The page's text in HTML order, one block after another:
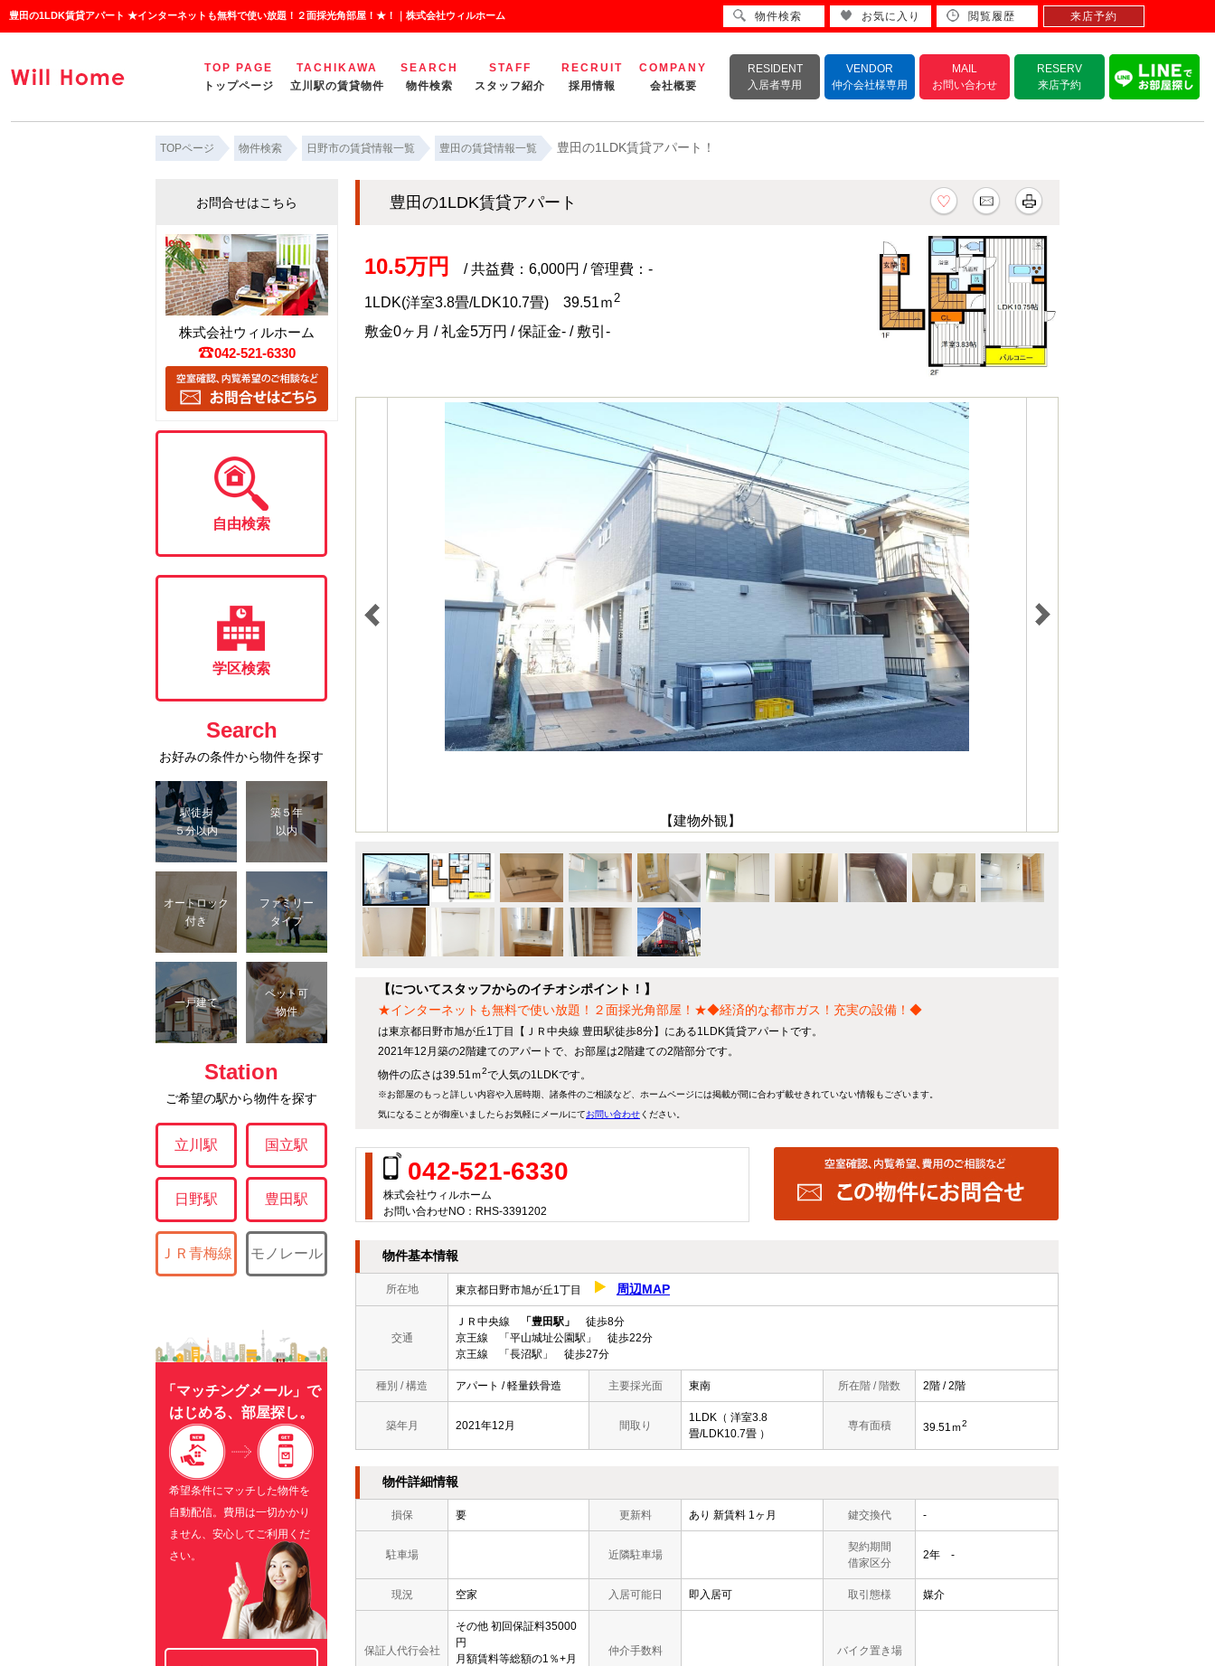
豊田の1LDK賃貸アパート ★インターネットも無料で使い放題！２面採光角部屋！★！｜株式会社ウィルホーム
TOP PAGE
トップページ
TACHIKAWA
立川駅の賃貸物件
SEARCH
物件検索
STAFF
スタッフ紹介
RECRUIT
採用情報
COMPANY
会社概要
RESIDENT
入居者専用
VENDOR
仲介会社様専用
MAIL
お問い合わせ
RESERV
来店予約
TOPページ 物件検索 日野市の賃貸情報一覧 豊田の賃貸情報一覧 豊田の1LDK賃貸アパート！
豊田の1LDK賃貸アパート
10.5万円 / 共益費：6,000円 / 管理費：-
1LDK(洋室3.8畳/LDK10.7畳) 39.51ｍ2
敷金0ヶ月 / 礼金5万円 / 保証金- / 敷引-
【建物外観】
【についてスタッフからのイチオシポイント！】
★インターネットも無料で使い放題！２面採光角部屋！★◆経済的な都市ガス！充実の設備！◆
は東京都日野市旭が丘1丁目【ＪＲ中央線 豊田駅徒歩8分】にある1LDK賃貸アパートです。
2021年12月築の2階建てのアパートで、お部屋は2階建ての2階部分です。
物件の広さは39.51ｍ2で人気の1LDKです。
※お部屋のもっと詳しい内容や入居時期、諸条件のご相談など、ホームページには掲載が間に合わず載せきれていない情報もございます。
気になることが御座いましたらお気軽にメールにてお問い合わせください。
042-521-6330
株式会社ウィルホーム
お問い合わせNO：RHS-3391202
物件基本情報
所在地 東京都日野市旭が丘1丁目 周辺MAP
交通
ＪＲ中央線 「豊田駅」
徒歩8分
京王線 「平山城址公園駅」 徒歩22分
京王線 「長沼駅」 徒歩27分
種別 / 構造 アパート / 軽量鉄骨造 主要採光面 東南 所在階 / 階数 2階 / 2階
築年月 2021年12月 間取り
1LDK（ 洋室3.8
畳/LDK10.7畳 ）
専有面積 39.51ｍ2
物件詳細情報
損保 要 更新料 あり 新賃料 1ヶ月 鍵交換代 -
駐車場 近隣駐車場
契約期間
借家区分
2年 -
現況 空家 入居可能日 即入居可 取引態様 媒介
保証人代行会社
その他 初回保証料35000
円
月額賃料等総額の1％+月
仲介手数料 バイク置き場
お問合せはこちら
株式会社ウィルホーム
042-521-6330
自由検索
学区検索
Search
お好みの条件から物件を探す
駅徒歩
５分以内
築５年
以内
オートロック
付き
ファミリー
タイプ
一戸建て
ペット可
物件
Station
ご希望の駅から物件を探す
立川駅 国立駅
日野駅 豊田駅
ＪＲ青梅線 モノレール
「マッチングメール」で
はじめる、部屋探し。
希望条件にマッチした物件を
自動配信。費用は一切かかり
ません、安心してご利用くだ
さい。
物件検索 お気に入り 閲覧履歴 来店予約